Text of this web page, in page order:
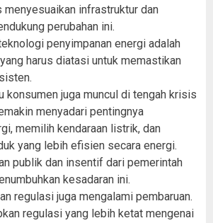
menyesuaikan infrastruktur dan
perubahan ini.
penyimpanan energi adalah
harus diatasi untuk memastikan
konsumen juga muncul di tengah krisis
menyadari pentingnya
memilih kendaraan listrik, dan
yang lebih efisien secara energi.
publik dan insentif dari pemerintah
kesadaran ini.
regulasi juga mengalami pembaruan.
regulasi yang lebih ketat mengenai